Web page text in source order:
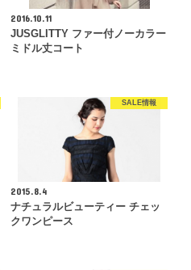
2016.10.11
JUSGLITTY ファー付ノーカラー
ミドル丈コート
SALE情報
2015.8.4
ナチュラルビューティー チェッ
クワンピース